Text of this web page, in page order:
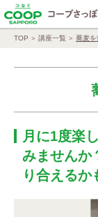
TOP 講座一覧 蕎麦を
月に1度楽
みませんか
り合えるか